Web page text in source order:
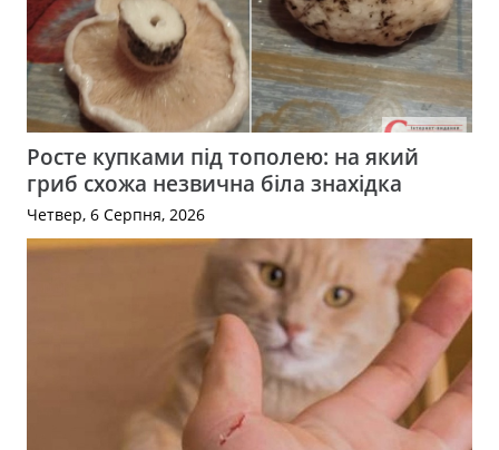
Росте купками під тополею: на який
гриб схожа незвична біла знахідка
Четвер, 6 Серпня, 2026